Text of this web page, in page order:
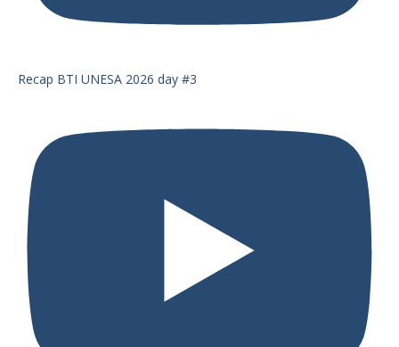
Recap BTI UNESA 2026 day #3